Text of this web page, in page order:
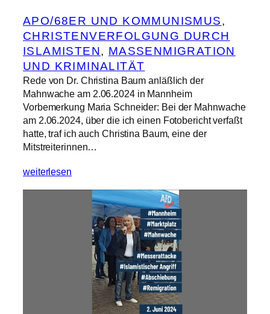
APO/68ER UND KOMMUNISMUS
CHRISTENVERFOLGUNG DURCH
ISLAMISTEN, MASSENMIGRATION
UND KRIMINALITÄT
Rede von Dr. Christina Baum anläßlich der
Mahnwache am 2.06.2024 in Mannheim
Vorbemerkung Maria Schneider: Bei der Mahnwache
am 2.06.2024, über die ich einen Fotobericht verfaßt
hatte, traf ich auch Christina Baum, eine der
Mitstreiterinnen…
weiterlesen